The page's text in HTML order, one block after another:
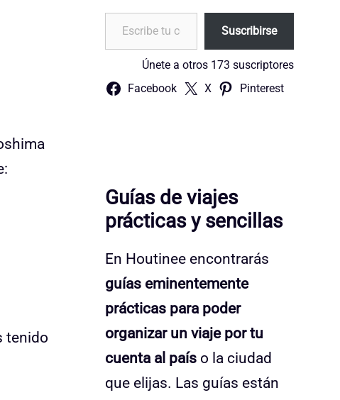
tenido
Escribe tu correo electrónico…
Suscribirse
Únete a otros 173 suscriptores
Facebook X Pinterest
Guías de viajes
prácticas y sencillas
En Houtinee encontrarás
guías eminentemente
prácticas para poder
organizar un viaje por tu
cuenta al país o la ciudad
que elijas. Las guías están